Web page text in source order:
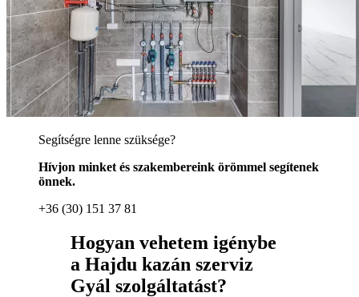
Segítségre lenne szüksége?
Hívjon minket és szakembereink örömmel segítenek
önnek.
+36 (30) 151 37 81
Hogyan vehetem igénybe
a Hajdu kazán szerviz
Gyál szolgáltatást?